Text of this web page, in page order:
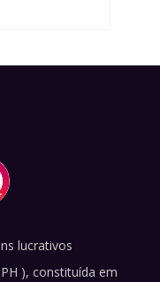
lucrativos
), constituída em